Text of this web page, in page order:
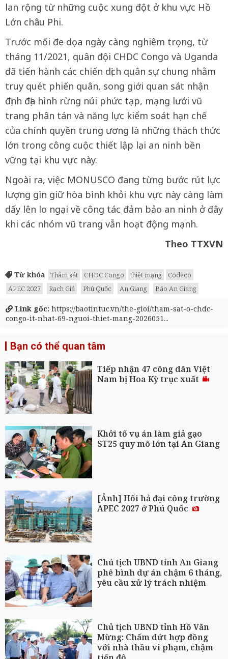
lan rộng từ những cuộc xung đột ở khu vực Hồ
Lớn châu Phi.
Trước mối đe dọa ngày càng nghiêm trọng, từ
tháng 11/2021, quân đội CHDC Congo và Uganda
đã tiến hành các chiến dịch quân sự chung nhằm
truy quét phiến quân, song giới quan sát nhận
định địa hình rừng núi phức tạp, mạng lưới vũ
trang phân tán và năng lực kiểm soát hạn chế
của chính quyền trung ương là những thách thức
lớn trong công cuộc thiết lập lại an ninh bền
vững tại khu vực này.
Ngoài ra, việc MONUSCO đang từng bước rút lực
lượng gìn giữ hòa bình khỏi khu vực này càng làm
dấy lên lo ngại về công tác đảm bảo an ninh ở đây
khi các nhóm vũ trang vẫn hoạt động mạnh.
Theo TTXVN
Từ khóa Thảm sát CHDC Congo thiệt mạng
Codeco
APEC 2027
Rạch Giá Phú Quốc An Giang Báo An Giang
Link gốc: https://baotintuc.vn/the-gioi/tham-sat-o-chdc-
congo-it-nhat-69-nguoi-thiet-mang-2026051...
Bạn có thể quan tâm
Tiếp nhận 47 công dân Việt
Nam bị Hoa Kỳ trục xuất
Khởi tố vụ án làm giả gạo
ST25 quy mô lớn tại An Giang
[Ảnh] Hối hả đại công trường
APEC 2027 ở Phú Quốc
Chủ tịch UBND tỉnh An Giang
phê bình dự án chậm 6 tháng,
yêu cầu xử lý trách nhiệm
Chủ tịch UBND tỉnh Hồ Văn
Mừng: Chấm dứt hợp đồng
với nhà thầu vi phạm, chậm